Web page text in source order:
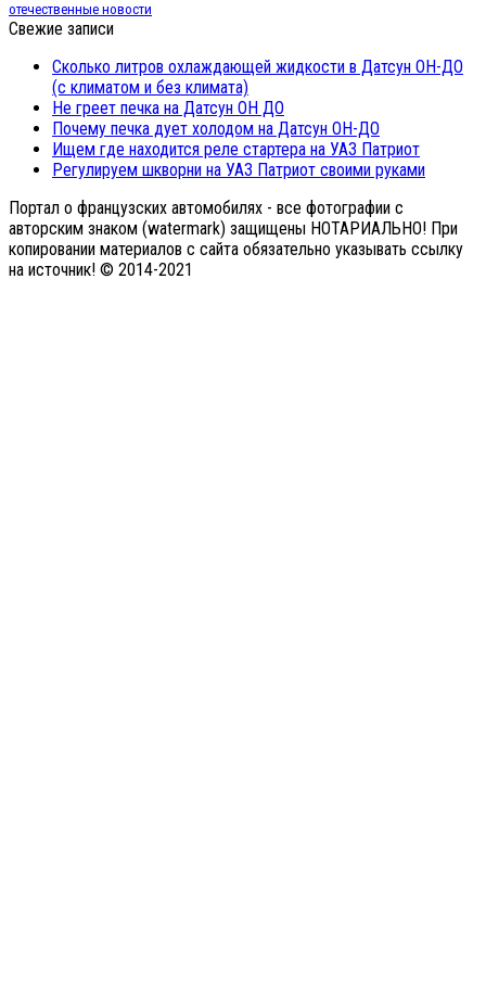
отечественные новости
Свежие записи
Сколько литров охлаждающей жидкости в Датсун ОН-ДО
(с климатом и без климата)
Не греет печка на Датсун ОН ДО
Почему печка дует холодом на Датсун ОН-ДО
Ищем где находится реле стартера на УАЗ Патриот
Регулируем шкворни на УАЗ Патриот своими руками
Портал о французских автомобилях - все фотографии с
авторским знаком (watermark) защищены НОТАРИАЛЬНО! При
копировании материалов с сайта обязательно указывать ссылку
на источник! © 2014-2021